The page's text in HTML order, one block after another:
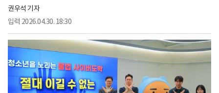
권우석 기자
입력 2026.04.30. 18:30